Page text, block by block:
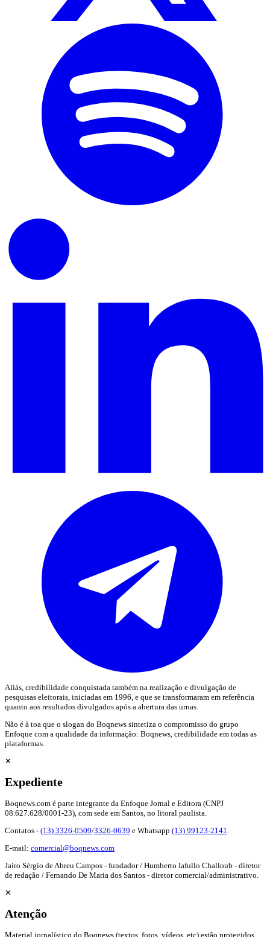
Aliás, credibilidade conquistada também na realização e divulgação de
pesquisas eleitorais, iniciadas em 1996, e que se transformaram em referência
quanto aos resultados divulgados após a abertura das urnas.
Não é à toa que o slogan do Boqnews sintetiza o compromisso do grupo
Enfoque com a qualidade da informação: Boqnews, credibilidade em todas as
plataformas.
✕
Expediente
Boqnews.com é parte integrante da Enfoque Jornal e Editora (CNPJ
08.627.628/0001-23), com sede em Santos, no litoral paulista.
Contatos - (13) 3326-0509/3326-0639 e Whatsapp (13) 99123-2141
E-mail: comercial@boqnews.com
Jairo Sérgio de Abreu Campos - fundador / Humberto Iafullo Challoub - diretor
de redação / Fernando De Maria dos Santos - diretor comercial/administrativo.
✕
Atenção
Material jornalístico do Boqnews (textos, fotos, vídeos, etc) estão protegidos